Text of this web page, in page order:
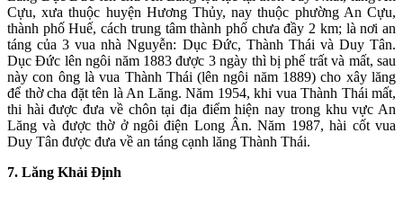
Cựu, xưa thuộc huyện Hương Thủy, nay thuộc phường An Cựu,
thành phố Huế, cách trung tâm thành phố chưa đầy 2 km; là nơi an
táng của 3 vua nhà Nguyễn: Dục Ðức, Thành Thái và Duy Tân.
Dục Đức lên ngôi năm 1883 được 3 ngày thì bị phế trất và mất, sau
này con ông là vua Thành Thái (lên ngôi năm 1889) cho xây lăng
để thờ cha đặt tên là An Lăng. Năm 1954, khi vua Thành Thái mất,
thi hài được đưa về chôn tại địa điểm hiện nay trong khu vực An
Lăng và được thờ ở ngôi điện Long Ân. Năm 1987, hài cốt vua
Duy Tân được đưa về an táng cạnh lăng Thành Thái.
7. Lăng Khải Định